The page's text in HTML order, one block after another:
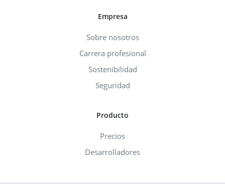
Empresa
Sobre nosotros
Carrera profesional
Sostenibilidad
Seguridad
Producto
Precios
Desarrolladores